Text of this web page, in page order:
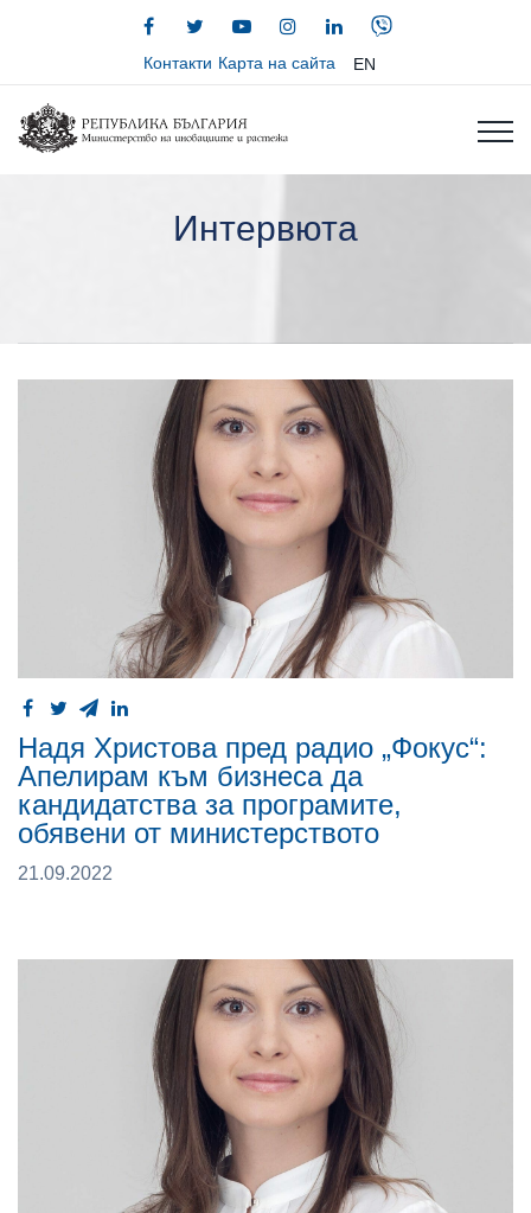
Контакти Карта на сайта EN
Интервюта
Надя Христова пред радио „Фокус“:
Апелирам към бизнеса да
кандидатства за програмите,
обявени от министерството
21.09.2022